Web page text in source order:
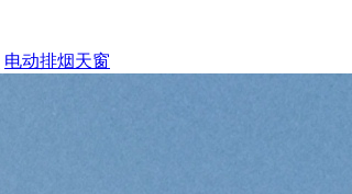
电动排烟天窗